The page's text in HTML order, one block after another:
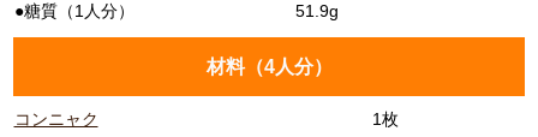
●糖質（1人分）
51.9g
材料（4人分）
コンニャク 1枚